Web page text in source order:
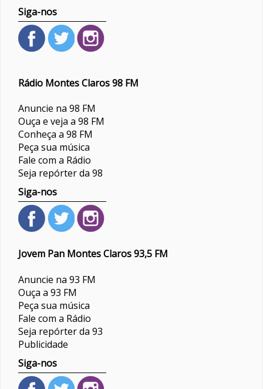
Siga-nos
Rádio Montes Claros 98 FM
Anuncie na 98 FM
Ouça e veja a 98 FM
Conheça a 98 FM
Peça sua música
Fale com a Rádio
Seja repórter da 98
Siga-nos
Jovem Pan Montes Claros 93,5 FM
Anuncie na 93 FM
Ouça a 93 FM
Peça sua música
Fale com a Rádio
Seja repórter da 93
Publicidade
Siga-nos